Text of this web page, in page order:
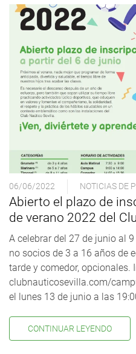
06/06/2022 NOTICIAS DE
Abierto el plazo de
de verano 2022 del
A celebrar del 27 de junio al
no socios de 3 a 16 años de
tarde y comedor, opcionales.
clubnauticosevilla.com/
el lunes 13 de junio a las
CONTINUAR LEYENDO